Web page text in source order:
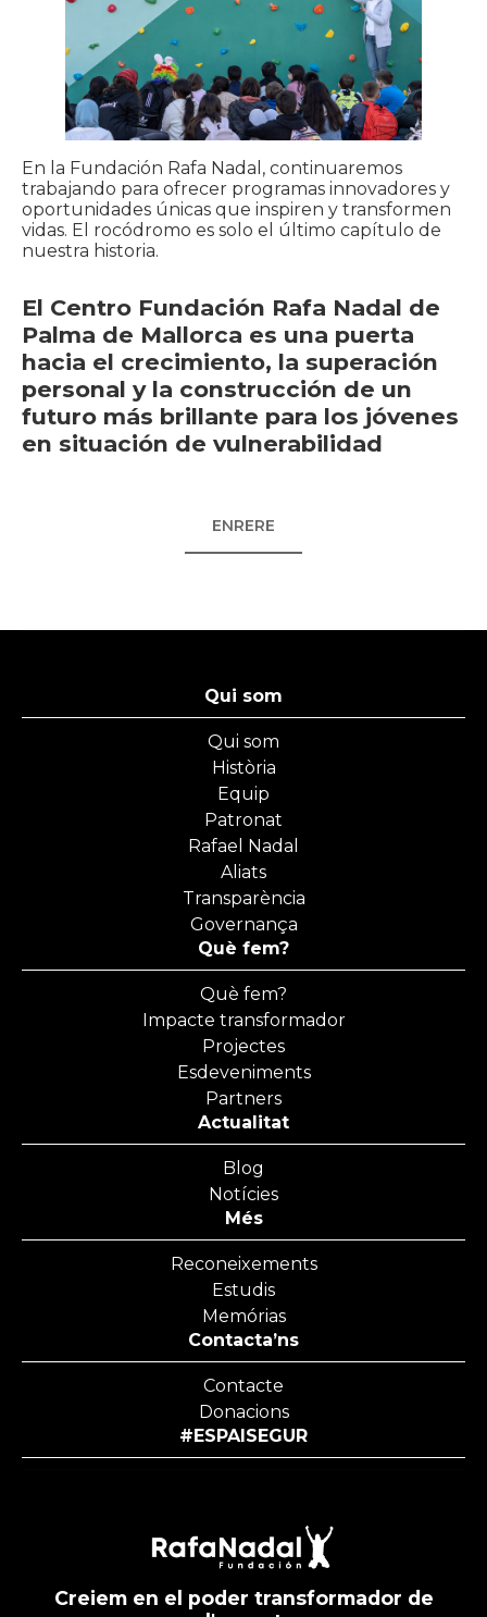
En la Fundación Rafa Nadal, continuaremos
trabajando para ofrecer programas innovadores y
oportunidades únicas que inspiren y transformen
vidas. El rocódromo es solo el último capítulo de
nuestra historia.
El Centro Fundación Rafa Nadal de
Palma de Mallorca es una puerta
hacia el crecimiento, la superación
personal y la construcción de un
futuro más brillante para los jóvenes
en situación de vulnerabilidad
ENRERE
Qui som
Qui som
Història
Equip
Patronat
Rafael Nadal
Aliats
Transparència
Governança
Què fem?
Què fem?
Impacte transformador
Projectes
Esdeveniments
Partners
Actualitat
Blog
Notícies
Més
Reconeixements
Estudis
Memórias
Contacta’ns
Contacte
Donacions
#ESPAISEGUR
Creiem en el poder transformador de